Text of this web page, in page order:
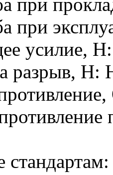
при
усилие, H:
разрыв, H:
стандартам: